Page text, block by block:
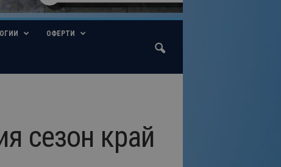
ОФЕРТИ
сезон край